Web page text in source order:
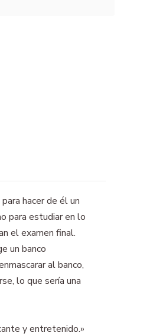
hacer de él un
para estudiar en lo
el examen final.
un banco
al banco,
lo que sería una
y entretenido.»